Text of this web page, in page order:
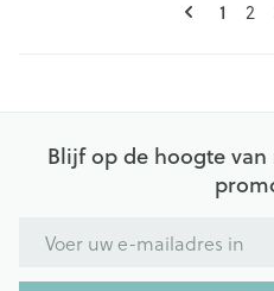
U
1 2
Blijf op de hoogte